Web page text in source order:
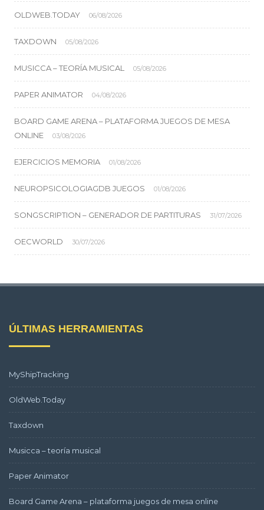
OLDWEB.TODAY 06/08/2026
TAXDOWN 05/08/2026
MUSICCA – TEORÍA MUSICAL 05/08/2026
PAPER ANIMATOR 04/08/2026
BOARD GAME ARENA – PLATAFORMA JUEGOS DE MESA
ONLINE
03/08/2026
EJERCICIOS MEMORIA 01/08/2026
NEUROPSICOLOGIAGDB JUEGOS 01/08/2026
SONGSCRIPTION – GENERADOR DE PARTITURAS 31/07/2026
OECWORLD 30/07/2026
ÚLTIMAS HERRAMIENTAS
MyShipTracking
OldWeb.Today
Taxdown
Musicca – teoría musical
Paper Animator
Board Game Arena – plataforma juegos de mesa online